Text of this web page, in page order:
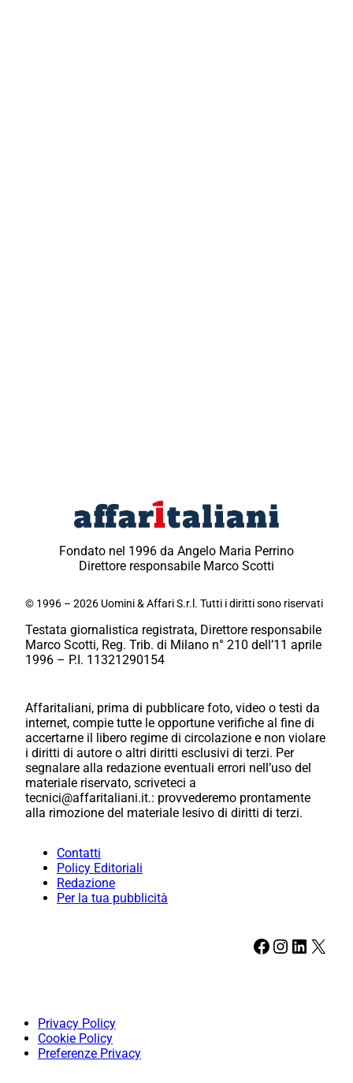
Fondato nel 1996 da Angelo Maria Perrino
Direttore responsabile Marco Scotti
© 1996 – 2026 Uomini & Affari S.r.l. Tutti i diritti sono riservati
Testata giornalistica registrata, Direttore responsabile
Marco Scotti, Reg. Trib. di Milano n° 210 dell’11 aprile
1996 – P.I. 11321290154
Affaritaliani, prima di pubblicare foto, video o testi da
internet, compie tutte le opportune verifiche al fine di
accertarne il libero regime di circolazione e non violare
i diritti di autore o altri diritti esclusivi di terzi. Per
segnalare alla redazione eventuali errori nell’uso del
materiale riservato, scriveteci a
tecnici@affaritaliani.it.: provvederemo prontamente
alla rimozione del materiale lesivo di diritti di terzi.
Contatti
Policy Editoriali
Redazione
Per la tua pubblicità
Facebook Instagram LinkedIn X
Privacy Policy
Cookie Policy
Preferenze Privacy